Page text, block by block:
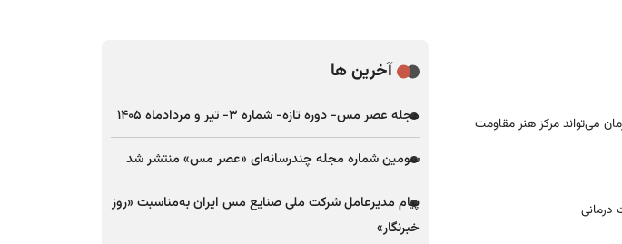
می‌تواند مرکز هنر مقاومت
آخرین ها
مجله عصر مس- دوره تازه- شماره ۳- تیر و مردادماه ۱۴۰۵
سومین شماره مجله چندرسانه‌ای «عصر مس» منتشر شد
پیام مدیرعامل شرکت ملی صنایع مس ایران به‌مناسبت «روز
خبرنگار»